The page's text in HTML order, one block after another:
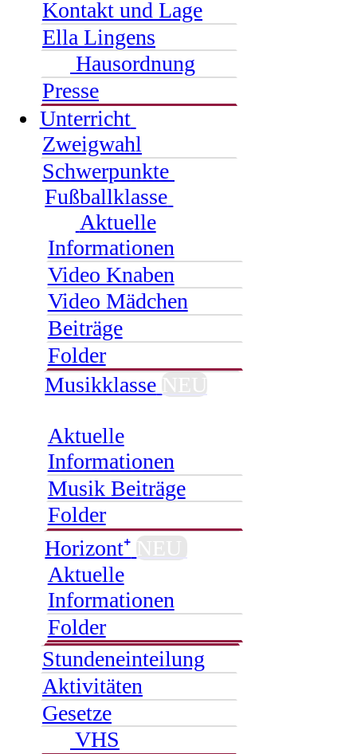
Kontakt und Lage
Ella Lingens
Hausordnung
Presse
Unterricht
Zweigwahl
Schwerpunkte
Fußballklasse
Aktuelle
Informationen
Video Knaben
Video Mädchen
Beiträge
Folder
Musikklasse
Aktuelle
Informationen
Musik Beiträge
Folder
Horizont⁺
Aktuelle
Informationen
Folder
Stundeneinteilung
Aktivitäten
Gesetze
VHS